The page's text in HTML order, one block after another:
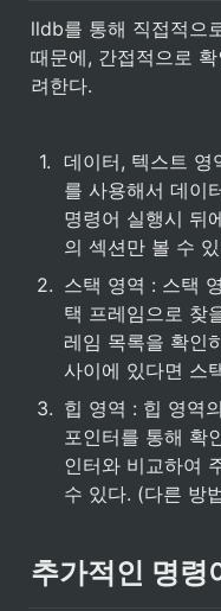
lldb를 통해 직접적으
때문에, 간접적으로
려한다.
1. 데이터, 텍스트 영
를 사용해서 데이
명령어 실행시 뒤
의 섹션만 볼 수
2. 스택 영역 : 스택
택 프레임으로 찾
레임 목록을 확인
사이에 있다면 스
3. 힙 영역 : 힙 영역
포인터를 통해 확
인터와 비교하여
수 있다. (다른 방
추가적인 명령